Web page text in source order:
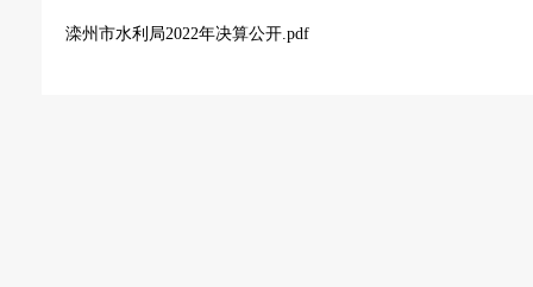
滦州市水利局2022年决算公开.pdf